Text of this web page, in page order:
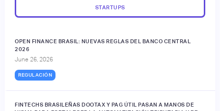
STARTUPS
OPEN FINANCE BRASIL: NUEVAS REGLAS DEL BANCO CENTRAL
2026
June 26, 2026
REGULACIÓN
FINTECHS BRASILEÑAS DOOTAX Y PAG ÚTIL PASAN A MANOS DE